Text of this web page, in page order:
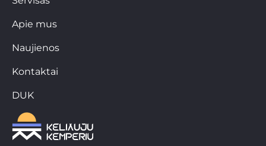
Apie mus
Naujienos
Kontaktai
DUK